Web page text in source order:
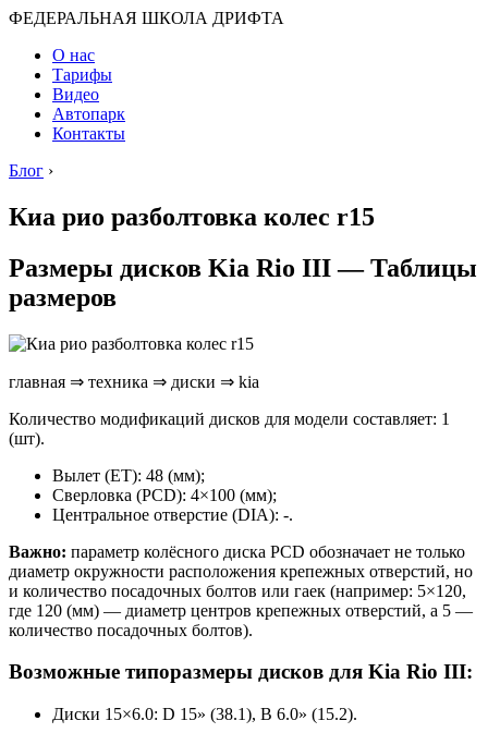
ФЕДЕРАЛЬНАЯ ШКОЛА ДРИФТА
О нас
Тарифы
Видео
Автопарк
Контакты
Блог ›
Киа рио разболтовка колес r15
Размеры дисков Kia Rio III — Таблицы
размеров
главная ⇒ техника ⇒ диски ⇒ kia
Количество модификаций дисков для модели составляет: 1
(шт).
Вылет (ET): 48 (мм);
Сверловка (PCD): 4×100 (мм);
Центральное отверстие (DIA): -.
Важно: параметр колёсного диска PCD обозначает не только
диаметр окружности расположения крепежных отверстий, но
и количество посадочных болтов или гаек (например: 5×120,
где 120 (мм) — диаметр центров крепежных отверстий, а 5 —
количество посадочных болтов).
Возможные типоразмеры дисков для Kia Rio III:
Диски 15×6.0: D 15» (38.1), B 6.0» (15.2).